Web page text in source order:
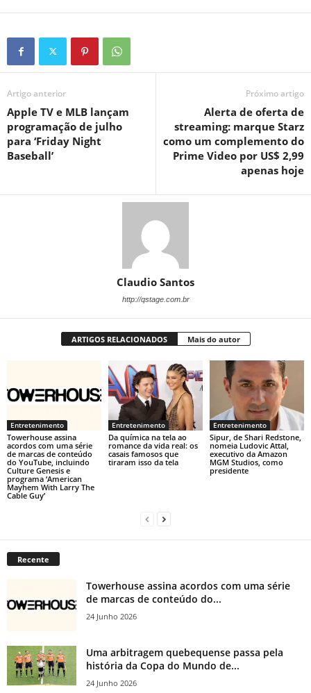
Artigo anterior
Apple TV e MLB lançam
programação de julho
para ‘Friday Night
Baseball’
Próximo artigo
Alerta de oferta de
streaming: marque Starz
como um complemento do
Prime Video por US$ 2,99
apenas hoje
Claudio Santos
http://qstage.com.br
ARTIGOS RELACIONADOS Mais do autor
Entretenimento
Towerhouse assina
acordos com uma série
de marcas de conteúdo
do YouTube, incluindo
Culture Genesis e
programa ‘American
Mayhem With Larry The
Cable Guy’
Entretenimento
Da química na tela ao
romance da vida real: os
casais famosos que
tiraram isso da tela
Entretenimento
Sipur, de Shari Redstone,
nomeia Ludovic Attal,
executivo da Amazon
MGM Studios, como
presidente
Recente
Towerhouse assina acordos com uma série
de marcas de conteúdo do...
24 Junho 2026
Uma arbitragem quebequense passa pela
história da Copa do Mundo de...
24 Junho 2026